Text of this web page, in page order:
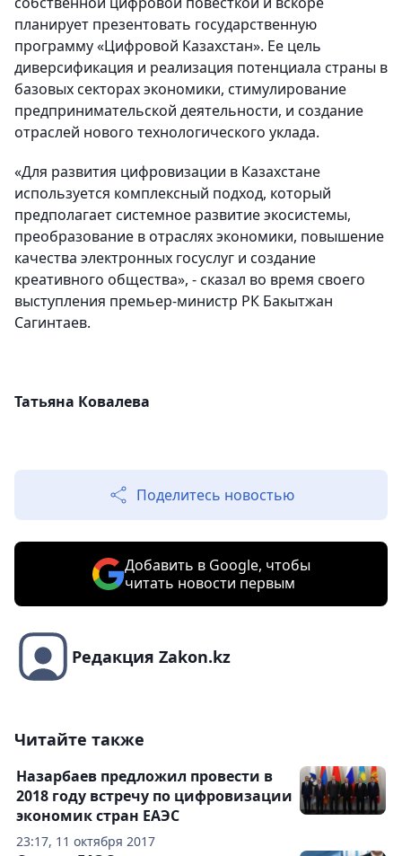
планирует презентовать государственную
программу «Цифровой Казахстан». Ее цель
диверсификация и реализация потенциала страны в
базовых секторах экономики, стимулирование
предпринимательской деятельности, и создание
отраслей нового технологического уклада.
«Для развития цифровизации в Казахстане
используется комплексный подход, который
предполагает системное развитие экосистемы,
преобразование в отраслях экономики, повышение
качества электронных госуслуг и создание
креативного общества», - сказал во время своего
выступления премьер-министр РК Бакытжан
Сагинтаев.
Татьяна Ковалева
Поделитесь новостью
Добавить в Google, чтобы
читать новости первым
Редакция Zakon.kz
Читайте также
23:17, 11 октября 2017
Назарбаев предложил провести в
2018 году встречу по цифровизации
экономик стран ЕАЭС